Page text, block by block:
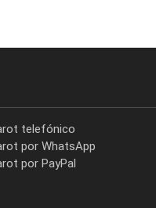
telefónico
por WhatsApp
por PayPal